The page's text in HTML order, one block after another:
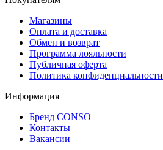
Магазины
Оплата и доставка
Обмен и возврат
Программа лояльности
Публичная оферта
Политика конфиденциальности
Информация
Бренд CONSO
Контакты
Вакансии